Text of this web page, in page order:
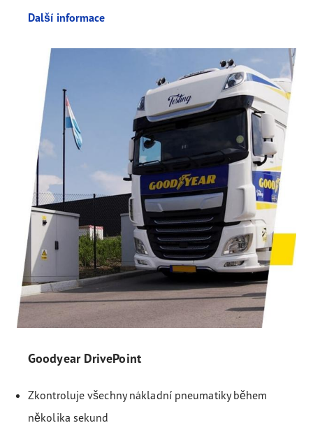
Další informace
Goodyear DrivePoint
Zkontroluje všechny nákladní pneumatiky během
několika sekund